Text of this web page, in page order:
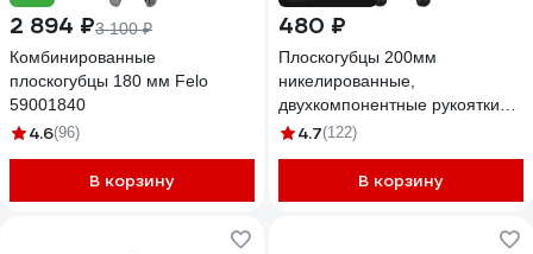
2 894 ₽3 100 ₽
Комбинированные
плоскогубцы 180 мм Felo
59001840
4.6(96)
В корзину
480 ₽
Плоскогубцы 200мм
никелированные,
двухкомпонентные рукоятки
Вихрь 73/6/3/8
4.7(122)
В корзину